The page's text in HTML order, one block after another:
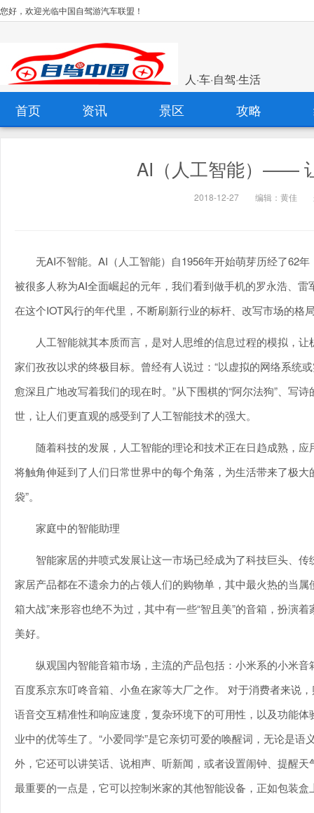
您好，欢迎光临中国自驾游汽车联盟！
人·车·自驾·生活
首页 资讯 景区 攻略
AI（人工智能）——
2018-12-27 编辑：黄佳
无AI不智能。AI（人工智能）自1956年开始萌芽历经了62
被很多人称为AI全面崛起的元年，我们看到做手机的罗永浩、
在这个IOT风行的年代里，不断刷新行业的标杆、改写市场的格
人工智能就其本质而言，是对人思维的信息过程的模拟，
家们孜孜以求的终极目标。曾经有人说过：“以虚拟的网络系统
愈深且广地改写着我们的现在时。”从下围棋的“阿尔法狗”、写
世，让人们更直观的感受到了人工智能技术的强大。
随着科技的发展，人工智能的理论和技术正在日趋成熟，
将触角伸延到了人们日常世界中的每个角落，为生活带来了极
袋”。
家庭中的智能助理
智能家居的井喷式发展让这一市场已经成为了科技巨头、
家居产品都在不遗余力的占领人们的购物单，其中最火热的当
箱大战”来形容也绝不为过，其中有一些“智且美”的音箱，扮演
美好。
纵观国内智能音箱市场，主流的产品包括：小米系的小米
百度系京东叮咚音箱、小鱼在家等大厂之作。 对于消费者来说
语音交互精准性和响应速度，复杂环境下的可用性，以及功能
业中的优等生了。“小爱同学”是它亲切可爱的唤醒词，无论是
外，它还可以讲笑话、说相声、听新闻，或者设置闹钟、提醒
最重要的一点是，它可以控制米家的其他智能设备，正如包装